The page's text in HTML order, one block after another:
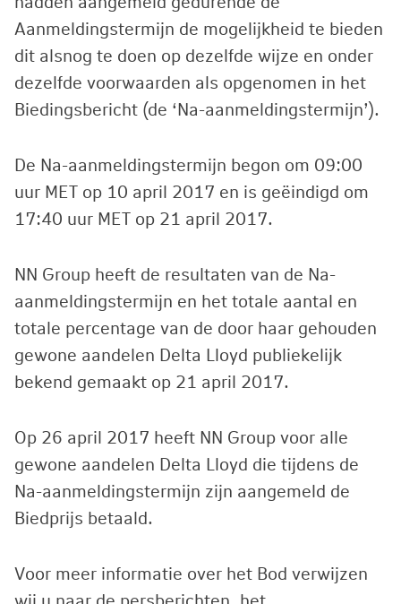
Aanmeldingstermijn de mogelijkheid te bieden
dit alsnog te doen op dezelfde wijze en onder
dezelfde voorwaarden als opgenomen in het
Biedingsbericht (de ‘Na-aanmeldingstermijn’).
De Na-aanmeldingstermijn begon om 09:00
uur MET op 10 april 2017 en is geëindigd om
17:40 uur MET op 21 april 2017.
NN Group heeft de resultaten van de Na-
aanmeldingstermijn en het totale aantal en
totale percentage van de door haar gehouden
gewone aandelen Delta Lloyd publiekelijk
bekend gemaakt op 21 april 2017.
Op 26 april 2017 heeft NN Group voor alle
gewone aandelen Delta Lloyd die tijdens de
Na-aanmeldingstermijn zijn aangemeld de
Biedprijs betaald.
Voor meer informatie over het Bod verwijzen